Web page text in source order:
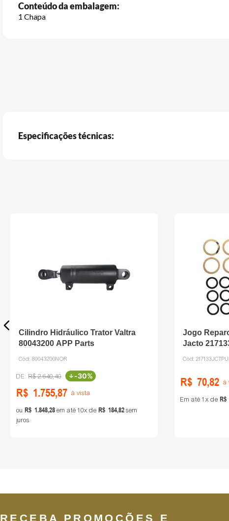
Conteúdo da embalagem:
1 Chapa
Especificações técnicas:
Cilindro Hidráulico Trator Valtra
80043200 APP Parts
Cód: 80043200NOR
R$2.640,40 -30%
R$ 1.755,87 à vista
ou R$ 1.848,28em até10 de R$ 184,82sem
juros
Jogo
Jacto
Cód:
R$ 70,82 à
Em até1 de R$
RECEBA PROMOÇÕES E